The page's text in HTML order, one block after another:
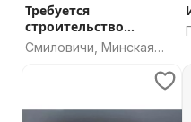
Требуется
строительство
парковки 6х8м
Смиловичи, Минская